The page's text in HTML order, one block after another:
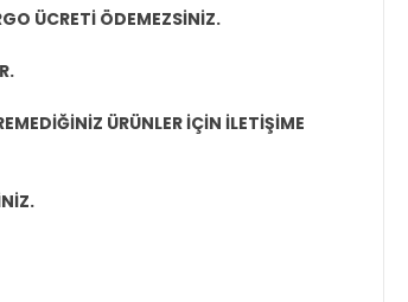
ÜCRETİ ÖDEMEZSİNİZ.
ÜRÜNLER İÇİN İLETİŞİME